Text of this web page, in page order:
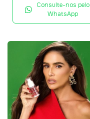
Consulte-nos pelo
WhatsApp